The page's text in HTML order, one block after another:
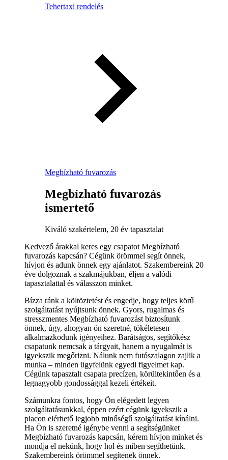
Tehertaxi rendelés
Megbízható fuvarozás
Megbízható fuvarozás
ismertető
Kiváló szakértelem, 20 év tapasztalat
Kedvező árakkal keres egy csapatot Megbízható
fuvarozás kapcsán? Cégünk örömmel segít önnek,
hívjon és adunk önnek egy ajánlatot. Szakembereink 20
éve dolgoznak a szakmájukban, éljen a valódi
tapasztalattal és válasszon minket.
Bízza ránk a költöztetést és engedje, hogy teljes körű
szolgáltatást nyújtsunk önnek. Gyors, rugalmas és
stresszmentes Megbízható fuvarozást biztosítunk
önnek, úgy, ahogyan ön szeretné, tökéletesen
alkalmazkodunk igényeihez. Barátságos, segítőkész
csapatunk nemcsak a tárgyait, hanem a nyugalmát is
igyekszik megőrizni. Nálunk nem futószalagon zajlik a
munka – minden ügyfelünk egyedi figyelmet kap.
Cégünk tapasztalt csapata precízen, körültekintően és a
legnagyobb gondossággal kezeli értékeit.
Számunkra fontos, hogy Ön elégedett legyen
szolgáltatásunkkal, éppen ezért cégünk igyekszik a
piacon elérhető legjobb minőségű szolgáltatást kínálni.
Ha Ön is szeretné igénybe venni a segítségünket
Megbízható fuvarozás kapcsán, kérem hívjon minket és
mondja el nekünk, hogy hol és miben segíthetünk.
Szakembereink örömmel segítenek önnek.